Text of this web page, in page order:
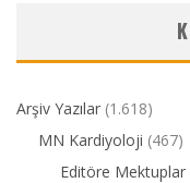
Arşiv Yazılar (1.618)
MN Kardiyoloji (467)
Editöre Mektuplar